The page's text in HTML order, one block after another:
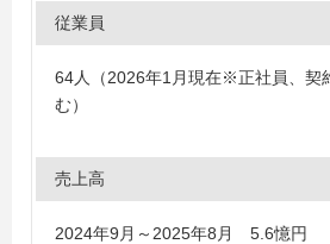
従業員
64人（2026年1月現在※正社員、契
む）
売上高
2024年9月～2025年8月 5.6憶円